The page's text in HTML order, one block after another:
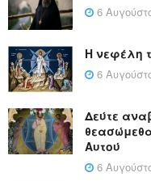
6
Η νεφέλη
6
Δεύτε
Αυτού
6